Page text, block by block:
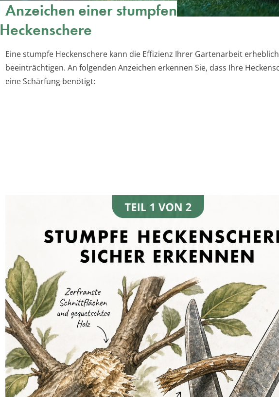
Anzeichen einer stumpfen
Heckenschere
Eine stumpfe Heckenschere kann die Effizienz Ihrer Gartenarbeit erheblich
beeinträchtigen. An folgenden Anzeichen erkennen Sie, dass Ihre
eine Schärfung benötigt: